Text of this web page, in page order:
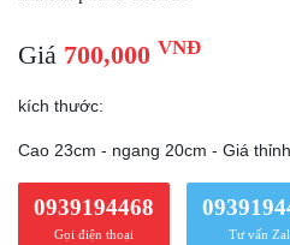
Giá 700,000 VNĐ
kích thước:
Cao 23cm - ngang 20cm - Giá
0939194468
Gọi điện thoại Tư vấn